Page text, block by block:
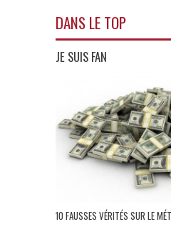
DANS LE TOP
JE SUIS FAN
10 FAUSSES VÉRITÉS SUR LE